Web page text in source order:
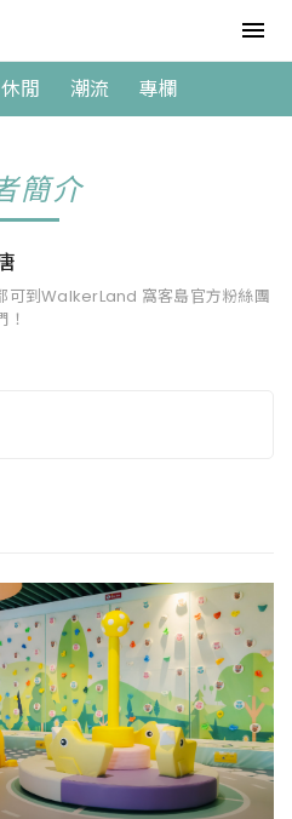
休閒 潮流 專欄
簡介
可到WalkerLand 窩客島官方粉絲團